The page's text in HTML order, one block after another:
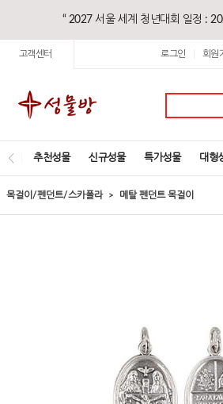
“ 2027 서울 세계 청년대회 일정 :
고객센터 로그인 회원
추천성물 신규성물 특가성물 대형
목걸이/펜던트/스카폴라 메탈 펜던트 목걸이